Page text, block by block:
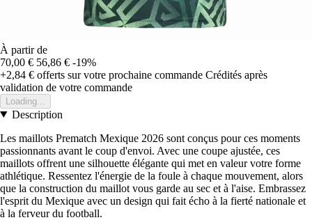
À partir de
70,00 € 56,86 € -19%
+2,84 € offerts sur votre prochaine commande Crédités après
validation de votre commande
Loading...
Description
Les maillots Prematch Mexique 2026 sont conçus pour ces moments
passionnants avant le coup d'envoi. Avec une coupe ajustée, ces
maillots offrent une silhouette élégante qui met en valeur votre forme
athlétique. Ressentez l'énergie de la foule à chaque mouvement, alors
que la construction du maillot vous garde au sec et à l'aise. Embrassez
l'esprit du Mexique avec un design qui fait écho à la fierté nationale et
à la ferveur du football.